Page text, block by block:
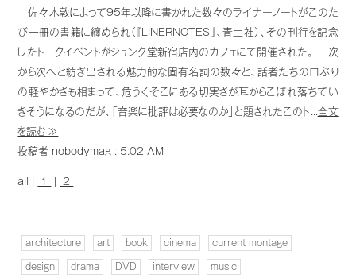
佐々木敦によって95年以降に書かれた数々のライナーノートがこのた
び一冊の書籍に纏められ（『LINERNOTES』、青土社）、その刊行を記念
したトークイベントがジュンク堂新宿店内のカフェにて開催された。 次
から次へと紡ぎ出される魅力的な固有名詞の数々と、話者たちの口ぶり
の軽やかさも相まって、危うくそこにある切実さが耳からこぼれ落ちてい
きそうになるのだが、「音楽に批評は必要なのか」と題されたこのト... 全文
を読む ≫
投稿者 nobodymag :5:02 AM
all | 1 2
architecture art book cinema current montage
design drama DVD interview music